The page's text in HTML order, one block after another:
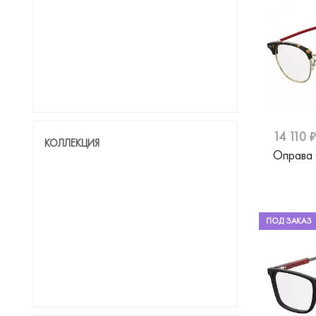
КОЛЛЕКЦИЯ
14 110 ₽
Оправа
ПОД ЗАКАЗ